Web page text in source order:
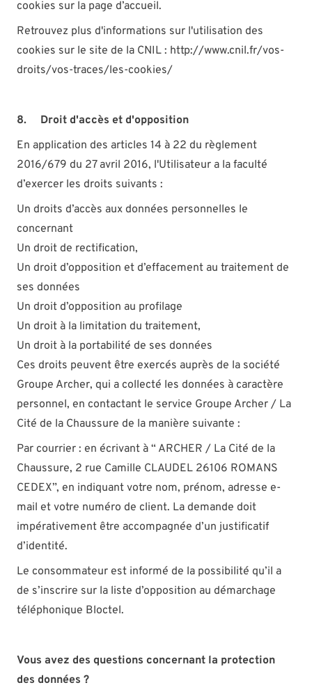
cookies sur la page d’accueil.
Retrouvez plus d'informations sur l'utilisation des
cookies sur le site de la CNIL : http://www.cnil.fr/vos-
droits/vos-traces/les-cookies/
8. Droit d'accès et d'opposition
En application des articles 14 à 22 du règlement
2016/679 du 27 avril 2016, l'Utilisateur a la faculté
d’exercer les droits suivants :
Un droits d’accès aux données personnelles le
concernant
Un droit de rectification,
Un droit d’opposition et d’effacement au traitement de
ses données
Un droit d’opposition au profilage
Un droit à la limitation du traitement,
Un droit à la portabilité de ses données
Ces droits peuvent être exercés auprès de la société
Groupe Archer, qui a collecté les données à caractère
personnel, en contactant le service Groupe Archer / La
Cité de la Chaussure de la manière suivante :
Par courrier : en écrivant à “ ARCHER / La Cité de la
Chaussure, 2 rue Camille CLAUDEL 26106 ROMANS
CEDEX”, en indiquant votre nom, prénom, adresse e-
mail et votre numéro de client. La demande doit
impérativement être accompagnée d’un justificatif
d’identité.
Le consommateur est informé de la possibilité qu’il a
de s’inscrire sur la liste d’opposition au démarchage
téléphonique Bloctel.
Vous avez des questions concernant la protection
des données ?